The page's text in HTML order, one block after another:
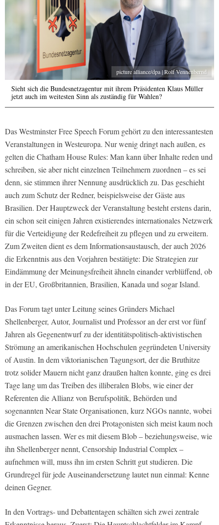
picture alliance/dpa | Rolf Vennenbernd
Sieht sich die Bundesnetzagentur mit ihrem Präsidenten Klaus Müller
jetzt auch im weitesten Sinn als zuständig für Wahlen?
Das Westminster Free Speech Forum gehört zu den interessantesten
Veranstaltungen in Westeuropa. Nur wenig dringt nach außen, es
gelten die Chatham House Rules: Man kann über Inhalte reden und
schreiben, sie aber nicht einzelnen Teilnehmern zuordnen – es sei
denn, sie stimmen ihrer Nennung ausdrücklich zu. Das geschieht
auch zum Schutz der Redner, beispielsweise der Gäste aus
Brasilien. Der Hauptzweck der Veranstaltung besteht erstens darin,
ein schon seit einigen Jahren existierendes internationales Netzwerk
für die Verteidigung der Redefreiheit zu pflegen und zu erweitern.
Zum Zweiten dient es dem Informationsaustausch, der auch 2026
die Erkenntnis aus den Vorjahren bestätigte: Die Strategien zur
Eindämmung der Meinungsfreiheit ähneln einander verblüffend, ob
in der EU, Großbritannien, Brasilien, Kanada und sogar Island.
Das Forum tagt unter Leitung seines Gründers Michael
Shellenberger, Autor, Journalist und Professor an der erst vor fünf
Jahren als Gegenentwurf zu der identitätspolitisch-aktivistischen
Strömung an amerikanischen Hochschulen gegründeten University
of Austin. In dem viktorianischen Tagungsort, der die Bruthitze
trotz solider Mauern nicht ganz draußen halten konnte, ging es drei
Tage lang um das Treiben des illiberalen Blobs, wie einer der
Referenten die Allianz von Berufspolitik, Behörden und
sogenannten Near State Organisationen, kurz NGOs nannte, wobei
die Grenzen zwischen den drei Protagonisten sich meist kaum noch
ausmachen lassen. Wer es mit diesem Blob – beziehungsweise, wie
ihn Shellenberger nennt, Censorship Industrial Complex –
aufnehmen will, muss ihn im ersten Schritt gut studieren. Die
Grundregel für jede Auseinandersetzung lautet nun einmal: Kenne
deinen Gegner.
In den Vortrags- und Debattentagen schälten sich zwei zentrale